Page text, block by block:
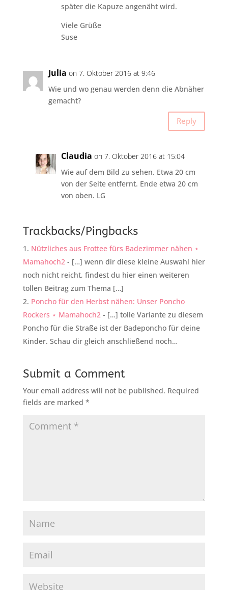
später die Kapuze angenäht wird.
Viele Grüße
Suse
Julia on 7. Oktober 2016 at 9:46
Wie und wo genau werden denn die Abnäher
gemacht?
Reply
Claudia on 7. Oktober 2016 at 15:04
Wie auf dem Bild zu sehen. Etwa 20 cm
von der Seite entfernt. Ende etwa 20 cm
von oben. LG
Trackbacks/Pingbacks
Nützliches aus Frottee fürs Badezimmer nähen ⋆
Mamahoch2 - […] wenn dir diese kleine Auswahl hier
noch nicht reicht, findest du hier einen weiteren
tollen Beitrag zum Thema […]
Poncho für den Herbst nähen: Unser Poncho
Rockers ⋆ Mamahoch2 - […] tolle Variante zu diesem
Poncho für die Straße ist der Badeponcho für deine
Kinder. Schau dir gleich anschließend noch…
Submit a Comment
Your email address will not be published. Required
fields are marked *